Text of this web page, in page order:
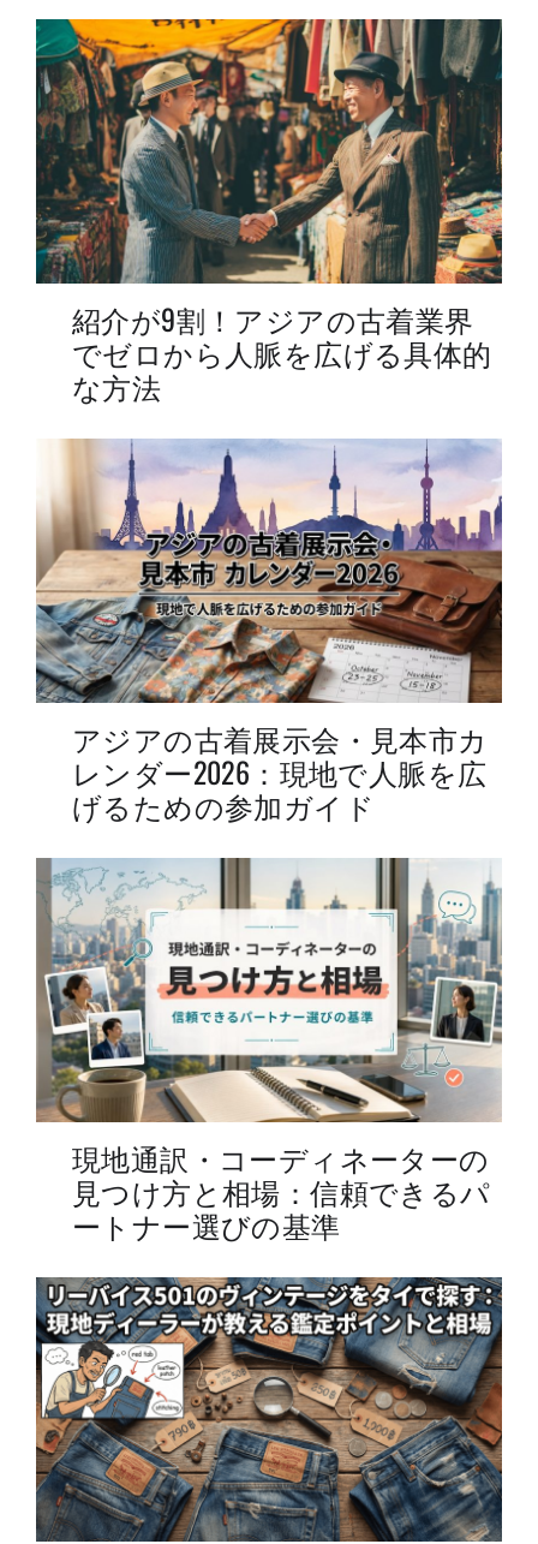
S
T
:
T
:
紹介が9割！アジアの古着業界
でゼロから人脈を広げる具体的
な方法
アジアの古着展示会・見本市カ
レンダー2026：現地で人脈を広
げるための参加ガイド
現地通訳・コーディネーターの
見つけ方と相場：信頼できるパ
ートナー選びの基準